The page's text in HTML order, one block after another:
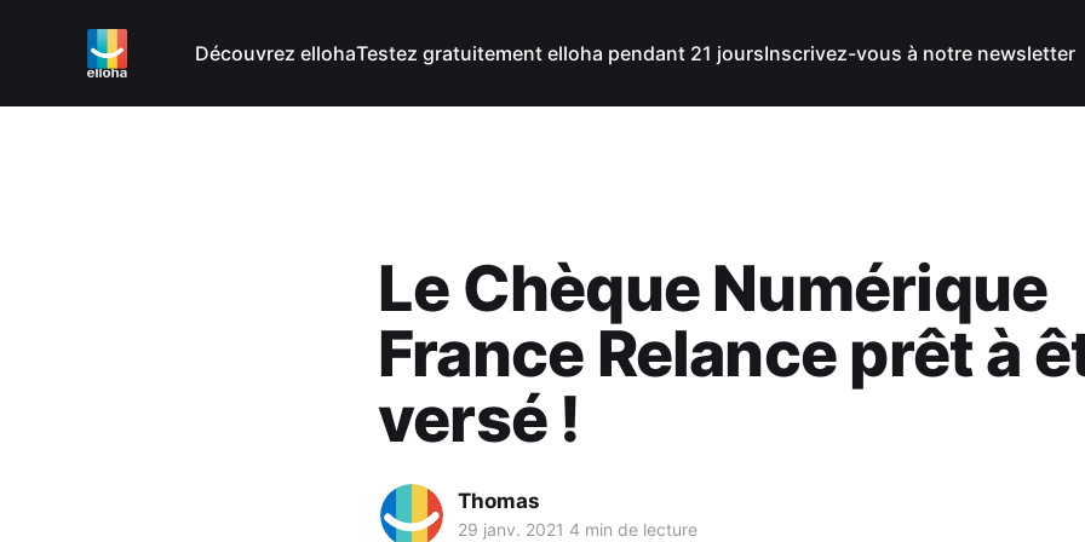
Découvrez ellohaTestez gratuitement elloha pendant 21 joursInscrivez-vous à notre newsletter
Le Chèque Numérique
France Relance prêt à
versé !
Thomas
29 janv. 2021 4 min de lecture